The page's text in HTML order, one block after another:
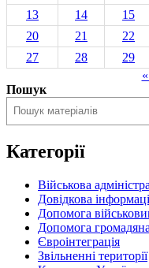
13
14 15
20
21 22
27
28 29
Пошук
Категорії
Військова
Довідкова
Допомога
Допомога
Євроінтеграція
Звільненні території